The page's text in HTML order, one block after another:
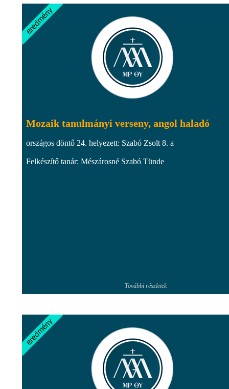
Mozaik tanulmányi verseny, angol haladó
országos döntő 24. helyezett: Szabó Zsolt 8. a
Felkészítő tanár: Mészárosné Szabó Tünde
További részletek